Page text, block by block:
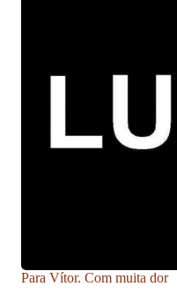
Para Vítor. Com muita dor